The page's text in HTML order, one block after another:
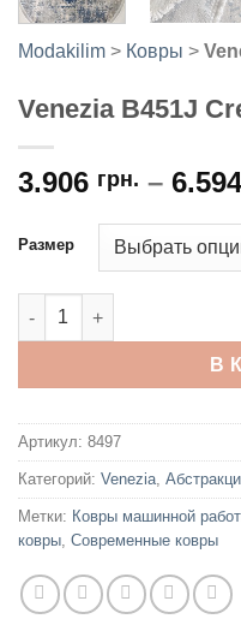
Modakilim > Ковры >
Venezia B451J
3.906 грн. –
Размер
Количество товара
В
Артикул: 8497
Категорий: Venezia,
Метки: Ковры машинной
ковры, Современные ковры